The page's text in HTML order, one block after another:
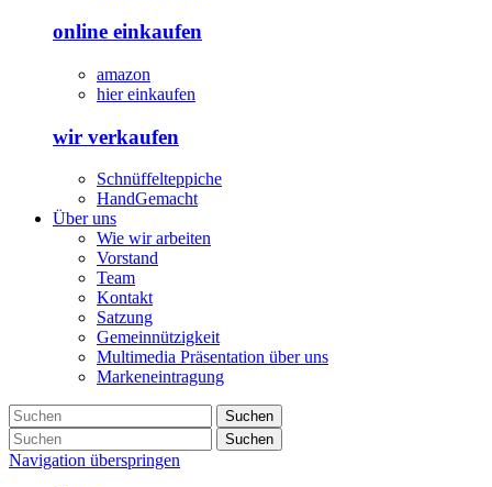
online einkaufen
amazon
hier einkaufen
wir verkaufen
Schnüffelteppiche
HandGemacht
Über uns
Wie wir arbeiten
Vorstand
Team
Kontakt
Satzung
Gemeinnützigkeit
Multimedia Präsentation über uns
Markeneintragung
Suchen
Suchen
Navigation überspringen